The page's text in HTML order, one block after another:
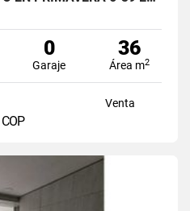
0
Garaje
36
Área m2
Venta
COP